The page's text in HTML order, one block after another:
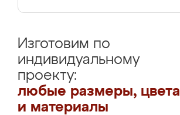
Изготовим по
индивидуальному
проекту:
любые размеры, цвета
и материалы